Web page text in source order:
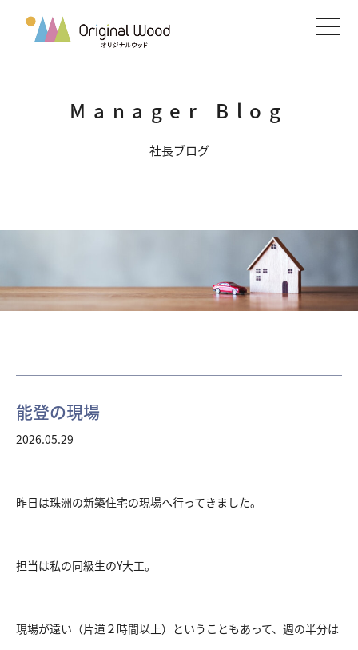
メニ
Manager Blog
社長ブログ
能登の現場
2026.05.29
昨日は珠洲の新築住宅の現場へ行ってきました。
担当は私の同級生のY大工。
現場が遠い（片道２時間以上）ということもあって、週の半分は